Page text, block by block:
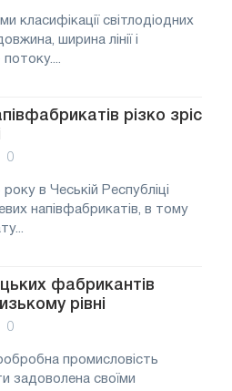
класифікації світлодіодних
ширина лінії і
потоку....
різко зріс
0
в Чеській Республіці
напівфабрикатів, в тому
фабрикантів
рівні
0
промисловість
задоволена своїми